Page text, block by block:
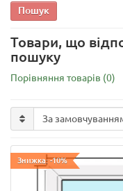
Товари, що
пошуку
Порівняння товарів (0)
Знижка: -10%